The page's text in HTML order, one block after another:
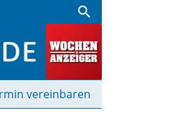
search
vereinbaren